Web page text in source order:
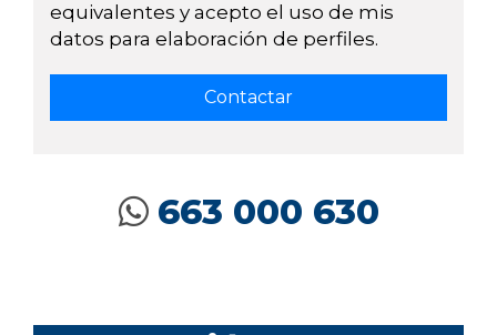
equivalentes y acepto el uso de mis
datos para elaboración de perfiles.
663 000 630